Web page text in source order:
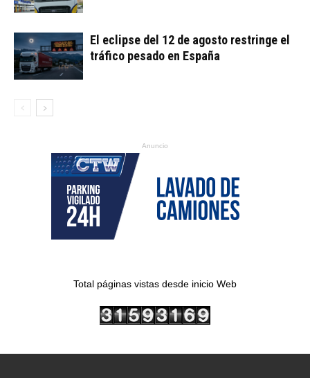
El eclipse del 12 de agosto restringe el
tráfico pesado en España
Anuncio
Total páginas vistas desde inicio Web